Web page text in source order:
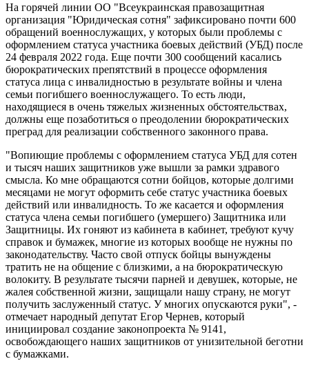
На горячей линии ОО "Всеукраинская правозащитная
организация "Юридическая сотня" зафиксировано почти 600
обращений военнослужащих, у которых были проблемы с
оформлением статуса участника боевых действий (УБД) после
24 февраля 2022 года. Еще почти 300 сообщений касались
бюрократических препятствий в процессе оформления
статуса лица с инвалидностью в результате войны и члена
семьи погибшего военнослужащего. То есть люди,
находящиеся в очень тяжелых жизненных обстоятельствах,
должны еще позаботиться о преодолении бюрократических
преград для реализации собственного законного права.
"Вопиющие проблемы с оформлением статуса УБД для сотен
и тысяч наших защитников уже вышли за рамки здравого
смысла. Ко мне обращаются сотни бойцов, которые долгими
месяцами не могут оформить себе статус участника боевых
действий или инвалидность. То же касается и оформления
статуса члена семьи погибшего (умершего) Защитника или
Защитницы. Их гоняют из кабинета в кабинет, требуют кучу
справок и бумажек, многие из которых вообще не нужны по
законодательству. Часто свой отпуск бойцы вынуждены
тратить не на общение с близкими, а на бюрократическую
волокиту. В результате тысячи парней и девушек, которые, не
жалея собственной жизни, защищали нашу страну, не могут
получить заслуженный статус. У многих опускаются руки", -
отмечает народный депутат Егор Чернев, который
инициировал создание законопроекта № 9141,
освобождающего наших защитников от унизительной беготни
с бумажками.